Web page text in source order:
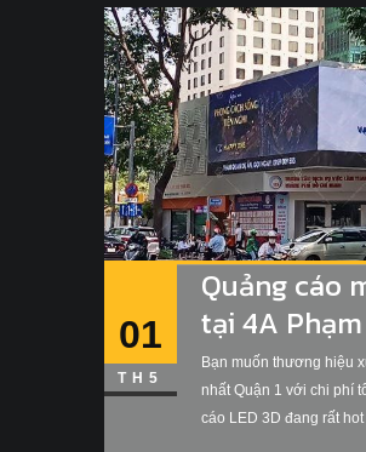
01
TH5
Quảng cáo
tại 4A
Bạn muốn thương hiệu
nhất Quận 1 với chi phí
cáo LED 3D đang rất hot